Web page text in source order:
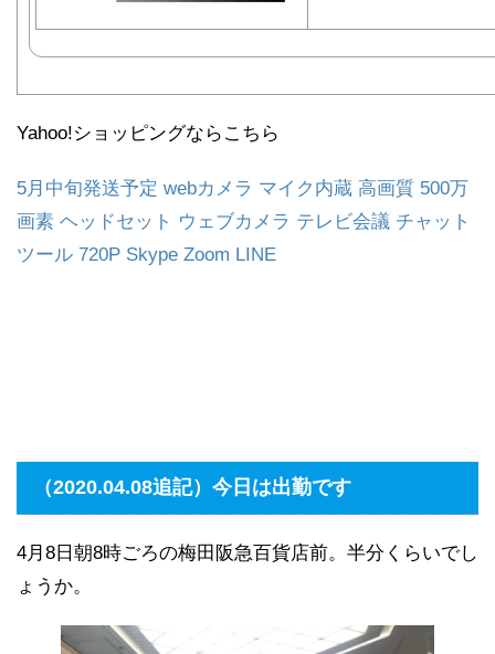
Yahoo!ショッピングならこちら
5月中旬発送予定 webカメラ マイク内蔵 高画質 500万
画素 ヘッドセット ウェブカメラ テレビ会議 チャット
ツール 720P Skype Zoom LINE
（2020.04.08追記）今日は出勤です
4月8日朝8時ごろの梅田阪急百貨店前。半分くらいでし
ょうか。